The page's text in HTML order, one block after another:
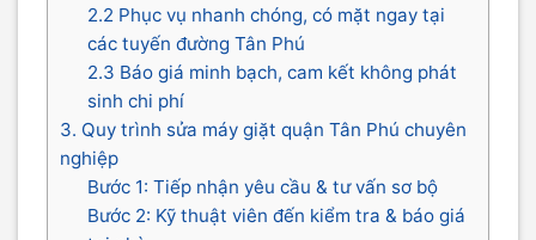
2.2 Phục vụ nhanh chóng, có mặt ngay tại
các tuyến đường Tân Phú
2.3 Báo giá minh bạch, cam kết không phát
sinh chi phí
3. Quy trình sửa máy giặt quận Tân Phú chuyên
nghiệp
Bước 1: Tiếp nhận yêu cầu & tư vấn sơ bộ
Bước 2: Kỹ thuật viên đến kiểm tra & báo giá